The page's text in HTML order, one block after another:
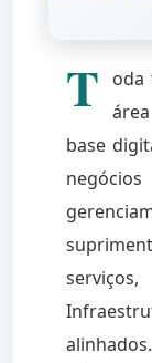
T
oda
base